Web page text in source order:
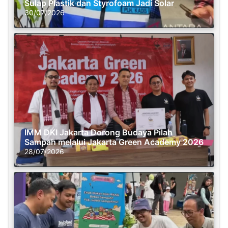
Sulap Plastik dan Styrofoam Jadi Solar
30/07/2026
IMM DKI Jakarta Dorong Budaya Pilah
Sampah melalui Jakarta Green Academy 2026
28/07/2026